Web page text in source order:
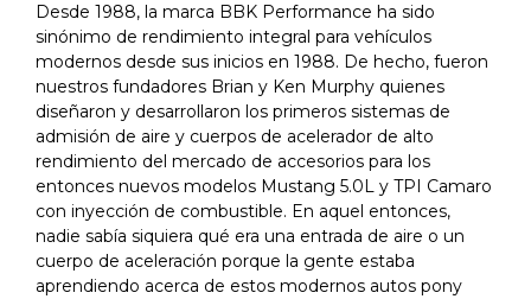
Desde 1988, la marca BBK Performance ha sido
sinónimo de rendimiento integral para vehículos
modernos desde sus inicios en 1988. De hecho, fueron
nuestros fundadores Brian y Ken Murphy quienes
diseñaron y desarrollaron los primeros sistemas de
admisión de aire y cuerpos de acelerador de alto
rendimiento del mercado de accesorios para los
entonces nuevos modelos Mustang 5.0L y TPI Camaro
con inyección de combustible. En aquel entonces,
nadie sabía siquiera qué era una entrada de aire o un
cuerpo de aceleración porque la gente estaba
aprendiendo acerca de estos modernos autos pony